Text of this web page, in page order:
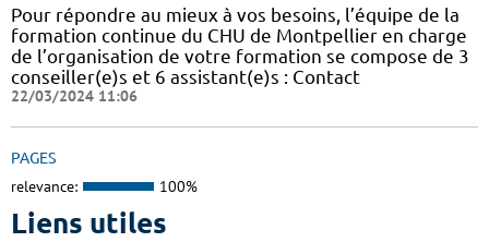
Pour répondre au mieux à vos besoins, l’équipe de la
formation continue du CHU de Montpellier en charge
de l’organisation de votre formation se compose de 3
conseiller(e)s et 6 assistant(e)s : Contact
22/03/2024 11:06
PAGES
relevance: 100%
Liens utiles